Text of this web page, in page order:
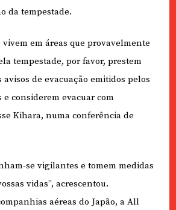
da tempestade.
vivem em áreas que provavelmente
tempestade, por favor, prestem
de evacuação emitidos pelos
considerem evacuar com
Kihara, numa conferência de
se vigilantes e tomem medidas
vidas”, acrescentou.
aéreas do Japão, a All